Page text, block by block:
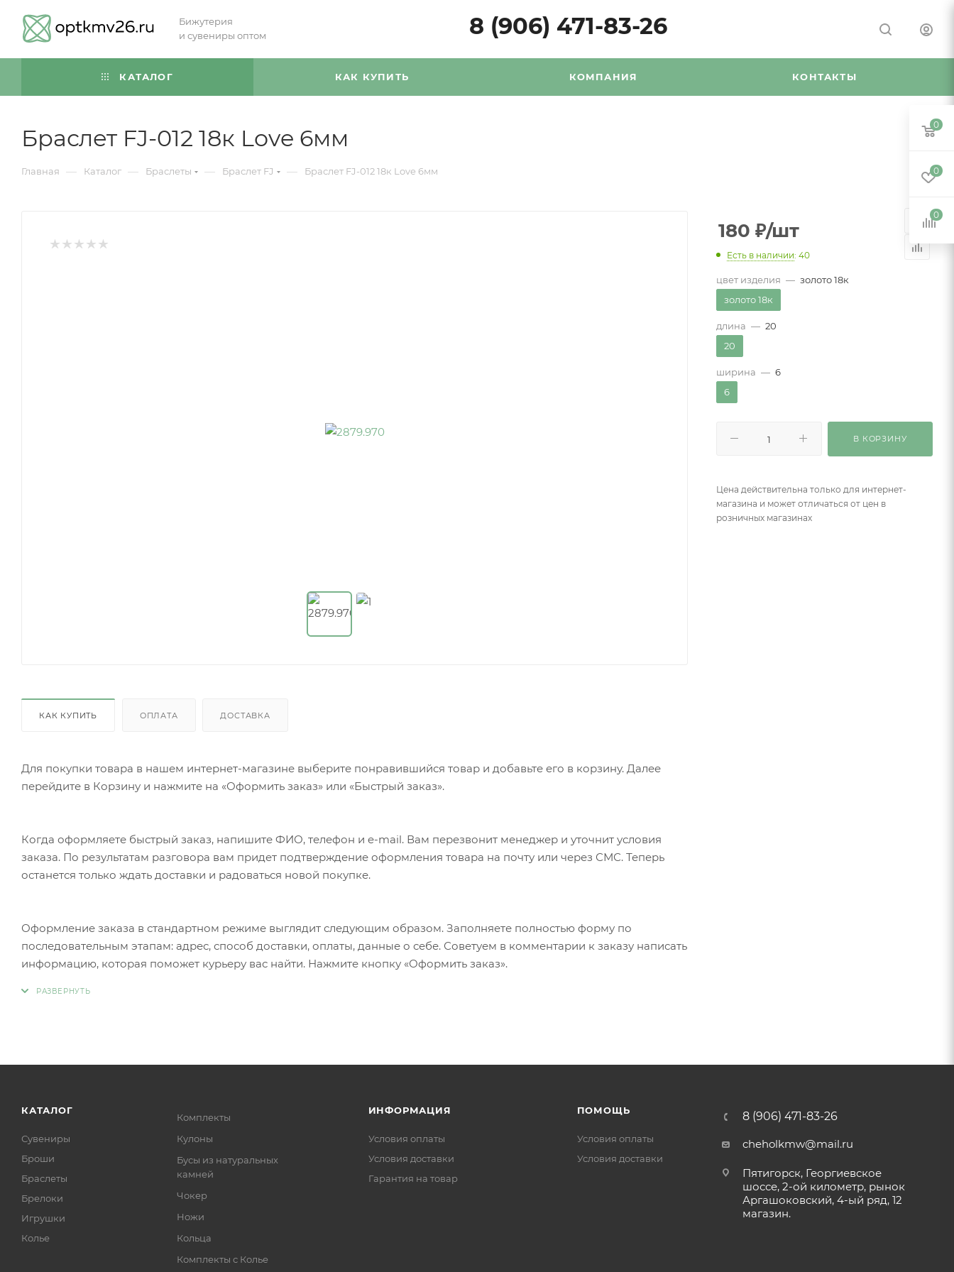
Бижутерия
и сувениры оптом
8 (906) 471-83-26
КАТАЛОГ КАК КУПИТЬ КОМПАНИЯ КОНТАКТЫ
Браслет FJ-012 18к Love 6мм
Главная — Каталог — Браслеты — Браслет FJ — Браслет FJ-012 18к Love 6мм
КАК КУПИТЬ ОПЛАТА ДОСТАВКА
Для покупки товара в нашем интернет-магазине выберите понравившийся товар и добавьте его в корзину. Далее
перейдите в Корзину и нажмите на «Оформить заказ» или «Быстрый заказ».
Когда оформляете быстрый заказ, напишите ФИО, телефон и e-mail. Вам перезвонит менеджер и уточнит условия
заказа. По результатам разговора вам придет подтверждение оформления товара на почту или через СМС. Теперь
останется только ждать доставки и радоваться новой покупке.
Оформление заказа в стандартном режиме выглядит следующим образом. Заполняете полностью форму по
последовательным этапам: адрес, способ доставки, оплаты, данные о себе. Советуем в комментарии к заказу написать
информацию, которая поможет курьеру вас найти. Нажмите кнопку «Оформить заказ».
180 ₽/шт
Есть в наличии: 40
цвет изделия — золото 18к
золото 18к
длина — 20
20
ширина — 6
6
В КОРЗИНУ
Цена действительна только для интернет-
магазина и может отличаться от цен в
розничных магазинах
КАТАЛОГ
Сувениры
Броши
Браслеты
Брелоки
Игрушки
Колье
Комплекты
Кулоны
Бусы из натуральных
камней
Чокер
Ножи
Кольца
Комплекты с Колье
ИНФОРМАЦИЯ
Условия оплаты
Условия доставки
Гарантия на товар
ПОМОЩЬ
Условия оплаты
Условия доставки
8 (906) 471-83-26
cheholkmw@mail.ru
Пятигорск, Георгиевское
шоссе, 2-ой километр, рынок
Аргашоковский, 4-ый ряд, 12
магазин.
0
0
0